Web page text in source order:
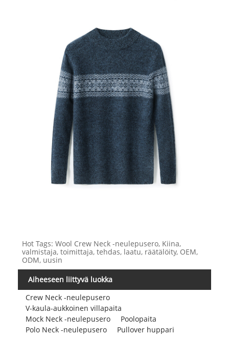
Hot Tags: Wool Crew Neck -neulepusero, Kiina,
valmistaja, toimittaja, tehdas, laatu, räätälöity, OEM,
ODM, uusin
Aiheeseen liittyvä luokka
Crew Neck -neulepusero
V-kaula-aukkoinen villapaita
Mock Neck -neulepusero
Poolopaita
Polo Neck -neulepusero
Pullover huppari